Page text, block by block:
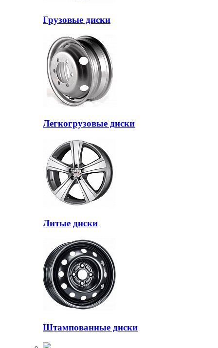
Грузовые диски
Легкогрузовые диски
Литые диски
Штампованные диски